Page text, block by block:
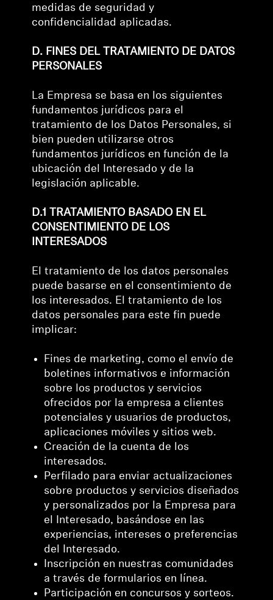
medidas de seguridad y
confidencialidad aplicadas.
D. FINES DEL TRATAMIENTO DE DATOS
PERSONALES
La Empresa se basa en los siguientes
fundamentos jurídicos para el
tratamiento de los Datos Personales, si
bien pueden utilizarse otros
fundamentos jurídicos en función de la
ubicación del Interesado y de la
legislación aplicable.
D.1 TRATAMIENTO BASADO EN EL
CONSENTIMIENTO DE LOS
INTERESADOS
El tratamiento de los datos personales
puede basarse en el consentimiento de
los interesados. El tratamiento de los
datos personales para este fin puede
implicar:
Fines de marketing, como el envío de
boletines informativos e información
sobre los productos y servicios
ofrecidos por la empresa a clientes
potenciales y usuarios de productos,
aplicaciones móviles y sitios web.
Creación de la cuenta de los
interesados.
Perfilado para enviar actualizaciones
sobre productos y servicios diseñados
y personalizados por la Empresa para
el Interesado, basándose en las
experiencias, intereses o preferencias
del Interesado.
Inscripción en nuestras comunidades
a través de formularios en línea.
Participación en concursos y sorteos.